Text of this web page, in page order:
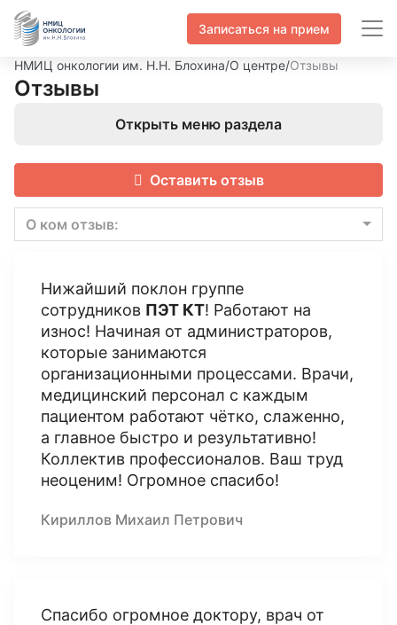
Записаться на прием
НМИЦ онкологии им. Н.Н. Блохина/О центре/Отзывы
Отзывы
Открыть меню раздела
Оставить отзыв
О ком отзыв:
Нижайший поклон группе
сотрудников ПЭТ КТ! Работают на
износ! Начиная от администраторов,
которые занимаются
организационными процессами. Врачи,
медицинский персонал с каждым
пациентом работают чётко, слаженно,
а главное быстро и результативно!
Коллектив профессионалов. Ваш труд
неоценим! Огромное спасибо!
Кириллов Михаил Петрович
Спасибо огромное доктору, врач от